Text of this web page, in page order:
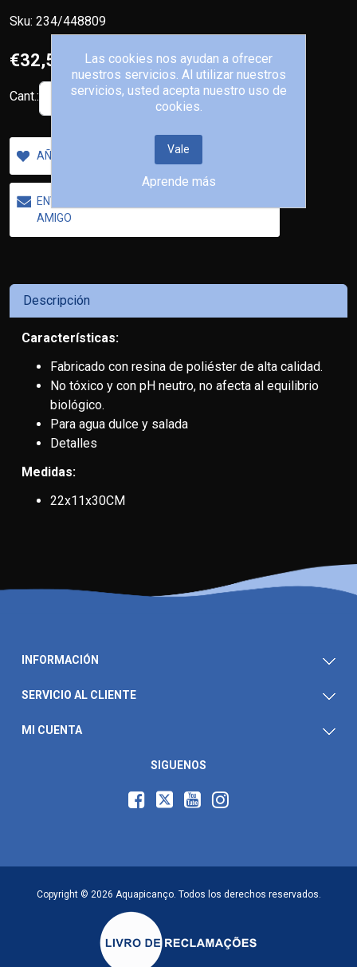
Sku: 234/448809
€32,50
Cant.: AÑADIR AL CARRITO
AÑADIR A LA LISTA DE DESEOS
ENVIAR UN CORREO ELECTRÓNICO A UN
AMIGO
Descripción
Características:
Fabricado con resina de poliéster de alta calidad.
No tóxico y con pH neutro, no afecta al equilibrio
biológico.
Para agua dulce y salada
Detalles
Medidas:
22x11x30CM
INFORMACIÓN
SERVICIO AL CLIENTE
MI CUENTA
SIGUENOS
Copyright © 2026 Aquapicanço. Todos los derechos reservados.
Las cookies nos ayudan a ofrecer
nuestros servicios. Al utilizar nuestros
servicios, usted acepta nuestro uso de
cookies.
Vale
Aprende más